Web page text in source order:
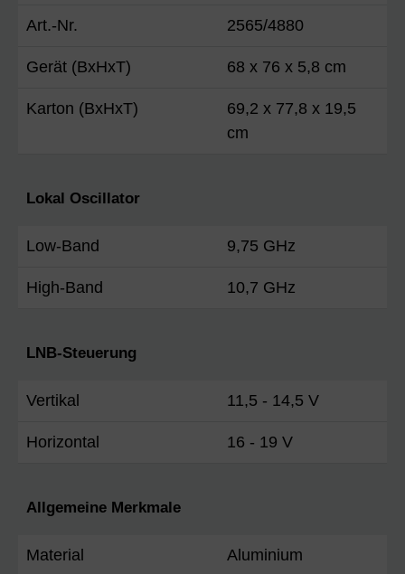
Art.-Nr. 2565/4880
Gerät (BxHxT) 68 x 76 x 5,8 cm
Karton (BxHxT)
69,2 x 77,8 x 19,5
cm
Lokal Oscillator
Low-Band 9,75 GHz
High-Band 10,7 GHz
LNB-Steuerung
Vertikal 11,5 - 14,5 V
Horizontal 16 - 19 V
Allgemeine Merkmale
Material Aluminium